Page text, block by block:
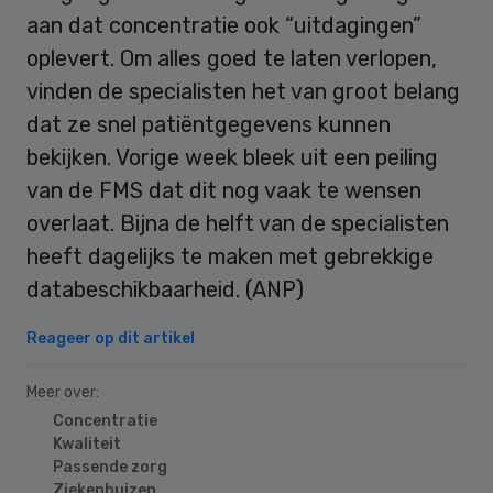
aan dat concentratie ook “uitdagingen”
oplevert. Om alles goed te laten verlopen,
vinden de specialisten het van groot belang
dat ze snel patiëntgegevens kunnen
bekijken. Vorige week bleek uit een peiling
van de FMS dat dit nog vaak te wensen
overlaat. Bijna de helft van de specialisten
heeft dagelijks te maken met gebrekkige
databeschikbaarheid. (ANP)
Reageer op dit artikel
Meer over:
Concentratie
Kwaliteit
Passende zorg